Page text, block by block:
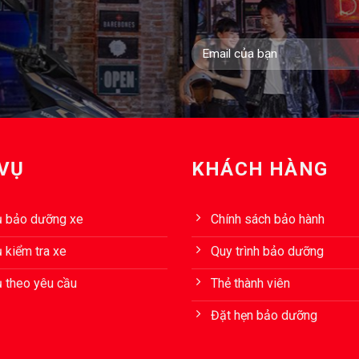
bảo dưỡng xe
kiểm tra xe
theo yêu cầu
KHÁCH HÀNG
Chính sách bảo hành
Quy trình bảo dưỡng
Thẻ thành viên
Đặt hẹn bảo dưỡng